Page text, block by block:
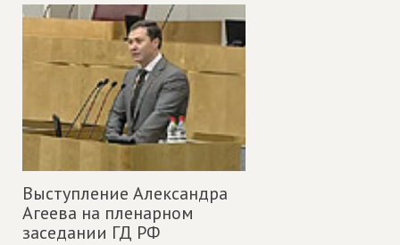
Выступление Александра
Агеева на пленарном
заседании ГД РФ